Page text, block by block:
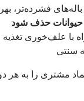
فشرده‌تر،
حیوانات حذف شود
با علف‌خوری
سنتی
مشتری را به هر